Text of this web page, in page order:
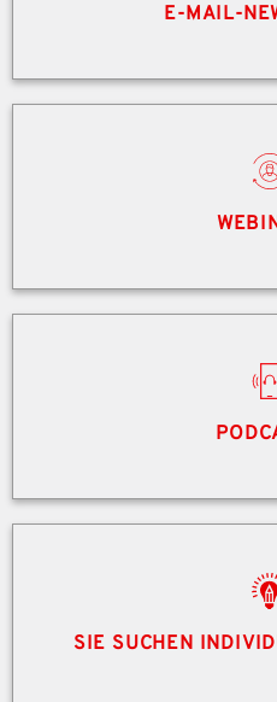
E-MAIL-
SIE SUCHEN